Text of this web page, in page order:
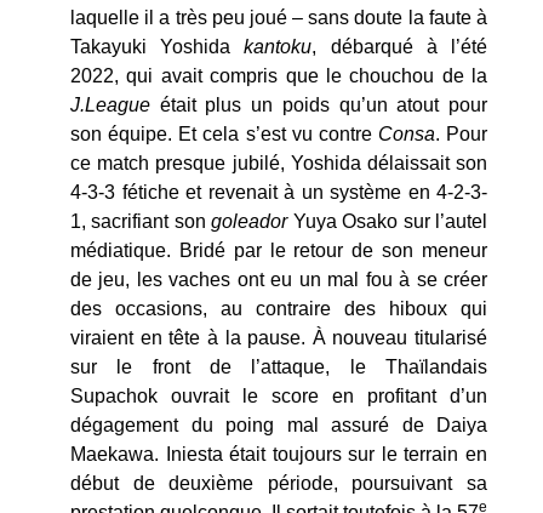
laquelle il a très peu joué – sans doute la faute à
Takayuki Yoshidakantoku, débarqué à l’été
2022, qui avait compris que le chouchou de la
J.League était plus un poids qu’un atout pour
son équipe. Et cela s’est vu contre Consa. Pour
ce match presque jubilé, Yoshida délaissait son
4-3-3 fétiche et revenait à un système en 4-2-3-
1, sacrifiant songoleadorYuya Osako sur l’autel
médiatique. Bridé par le retour de son meneur
de jeu, les vaches ont eu un mal fou à se créer
des occasions, au contraire des hiboux qui
viraient en tête à la pause. À nouveau titularisé
sur le front de l’attaque, le Thaïlandais
Supachok ouvrait le score en profitant d’un
dégagement du poing mal assuré de Daiya
Maekawa. Iniesta était toujours sur le terrain en
début de deuxième période, poursuivant sa
e